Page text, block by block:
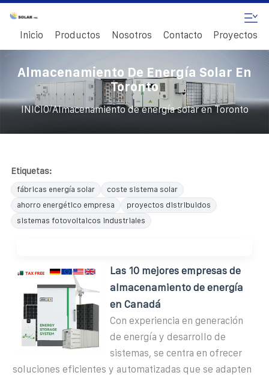
Inicio Productos Nosotros Contacto Proyectos
Almacenamiento De Energía Solar En
Toronto
INICIO/Almacenamiento de energía solar en Toronto
Etiquetas:
fábricas energía solar
coste sistema solar
ahorro energético empresa
proyectos distribuidos
sistemas fotovoltaicos industriales
Las 10 mejores empresas de
almacenamiento de energía
en Canadá
Con experiencia en generación
de energía y desarrollo de
sistemas, se centra en ofrecer
soluciones eficientes y automatizadas que se adapten